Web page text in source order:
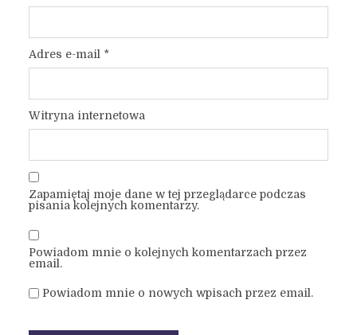
Adres e-mail *
Witryna internetowa
Zapamiętaj moje dane w tej przeglądarce podczas
pisania kolejnych komentarzy.
Powiadom mnie o kolejnych komentarzach przez
email.
Powiadom mnie o nowych wpisach przez email.